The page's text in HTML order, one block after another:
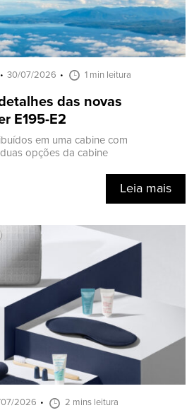
30/07/2026 1 min leitura
das novas
E195-E2
em uma cabine com
opções da cabine
Leia mais
2026 2 mins leitura